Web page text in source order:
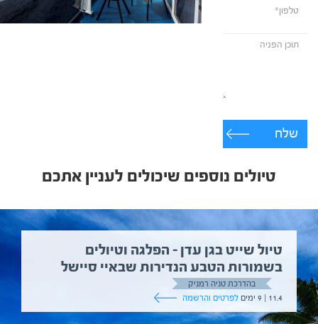
שלח
טיולים נוספים שיכולים לעניין אתכם
טיול שייט בגן עדן – הפלגה וטיולים
בשמורות הטבע הנדירות שבאיי סיישל
בהדרכת טניה רמניק
11.4 | 9 ימים
לפרטים והרשמה